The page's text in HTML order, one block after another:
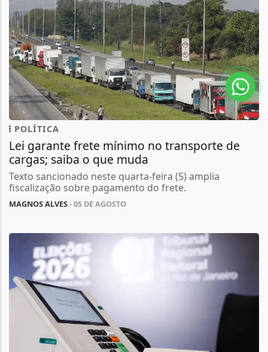
POLÍTICA
Lei garante frete mínimo no transporte de
cargas; saiba o que muda
Texto sancionado neste quarta-feira (5) amplia
fiscalização sobre pagamento do frete.
MAGNOS ALVES- 05 DE AGOSTO